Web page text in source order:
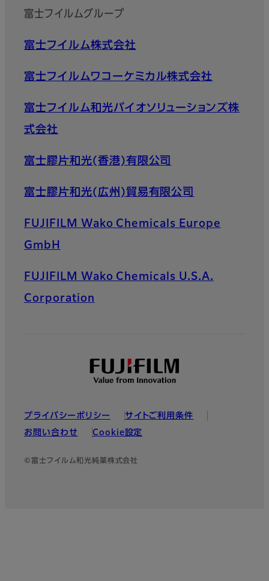
富士フイルムグループ
富士フイルム株式会社
富士フイルムワコーケミカル株式会社
富士フイルム和光バイオソリューションズ株
式会社
富士膠片和光(香港)有限公司
富士膠片和光(広州)貿易有限公司
FUJIFILM Wako Chemicals Europe
GmbH
FUJIFILM Wako Chemicals U.S.A.
Corporation
プライバシーポリシー
サイトご利用条件
お問い合わせ
Cookie設定
©富士フイルム和光純薬株式会社